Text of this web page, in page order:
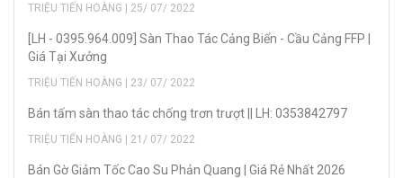
TRIỆU TIẾN HOÀNG | 25/ 07/ 2022
[LH - 0395.964.009] Sàn Thao Tác Cảng Biển - Cầu Cảng FFP |
Giá Tại Xưởng
TRIỆU TIẾN HOÀNG | 23/ 07/ 2022
Bán tấm sàn thao tác chống trơn trượt || LH: 0353842797
TRIỆU TIẾN HOÀNG | 21/ 07/ 2022
Bán Gờ Giảm Tốc Cao Su Phản Quang | Giá Rẻ Nhất 2026